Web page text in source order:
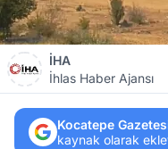
İHA
İhlas Haber Ajansı
Kocatepe
kaynak olarak